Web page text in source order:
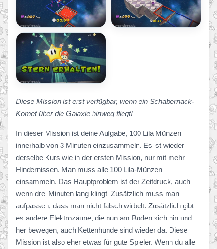
Diese Mission ist erst verfügbar, wenn ein Schabernack-
Komet über die Galaxie hinweg fliegt!
In dieser Mission ist deine Aufgabe, 100 Lila Münzen
innerhalb von 3 Minuten einzusammeln. Es ist wieder
derselbe Kurs wie in der ersten Mission, nur mit mehr
Hindernissen. Man muss alle 100 Lila-Münzen
einsammeln. Das Hauptproblem ist der Zeitdruck, auch
wenn drei Minuten lang klingt. Zusätzlich muss man
aufpassen, dass man nicht falsch wirbelt. Zusätzlich gibt
es andere Elektrozäune, die nun am Boden sich hin und
her bewegen, auch Kettenhunde sind wieder da. Diese
Mission ist also eher etwas für gute Spieler. Wenn du alle